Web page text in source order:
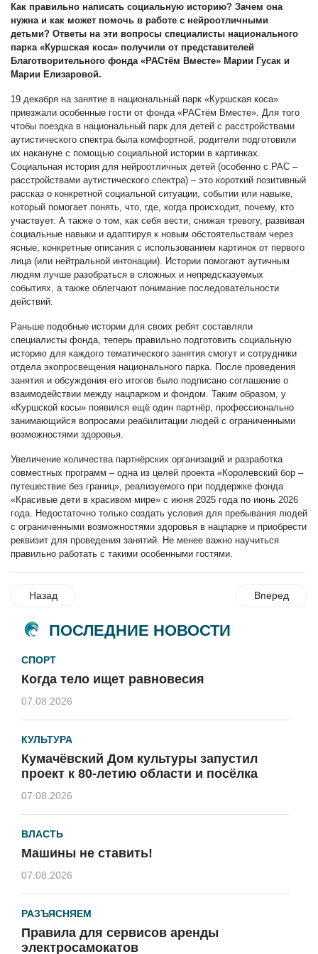
Как правильно написать социальную историю? Зачем она
нужна и как может помочь в работе с нейроотличными
детьми? Ответы на эти вопросы специалисты национального
парка «Куршская коса» получили от представителей
Благотворительного фонда «РАСтём Вместе» Марии Гусак и
Марии Елизаровой.
19 декабря на занятие в национальный парк «Куршская коса»
приезжали особенные гости от фонда «РАСтём Вместе». Для того
чтобы поездка в национальный парк для детей с расстройствами
аутистического спектра была комфортной, родители подготовили
их накануне с помощью социальной истории в картинках.
Социальная история для нейроотличных детей (особенно с РАС –
расстройствами аутистического спектра) – это короткий позитивный
рассказ о конкретной социальной ситуации, событии или навыке,
который помогает понять, что, где, когда происходит, почему, кто
участвует. А также о том, как себя вести, снижая тревогу, развивая
социальные навыки и адаптируя к новым обстоятельствам через
ясные, конкретные описания с использованием картинок от первого
лица (или нейтральной интонации). Истории помогают аутичным
людям лучше разобраться в сложных и непредсказуемых
событиях, а также облегчают понимание последовательности
действий.
Раньше подобные истории для своих ребят составляли
специалисты фонда, теперь правильно подготовить социальную
историю для каждого тематического занятия смогут и сотрудники
отдела экопросвещения национального парка. После проведения
занятия и обсуждения его итогов было подписано соглашение о
взаимодействии между нацпарком и фондом. Таким образом, у
«Куршской косы» появился ещё один партнёр, профессионально
занимающийся вопросами реабилитации людей с ограниченными
возможностями здоровья.
Увеличение количества партнёрских организаций и разработка
совместных программ – одна из целей проекта «Королевский бор –
путешествие без границ», реализуемого при поддержке фонда
«Красивые дети в красивом мире» с июня 2025 года по июнь 2026
года. Недостаточно только создать условия для пребывания людей
с ограниченными возможностями здоровья в нацпарке и приобрести
реквизит для проведения занятий. Не менее важно научиться
правильно работать с такими особенными гостями.
Назад Вперед
ПОСЛЕДНИЕ НОВОСТИ
СПОРТ
Когда тело ищет равновесия
07.08.2026
КУЛЬТУРА
Кумачёвский Дом культуры запустил
проект к 80-летию области и посёлка
07.08.2026
ВЛАСТЬ
Машины не ставить!
07.08.2026
РАЗЪЯСНЯЕМ
Правила для сервисов аренды
электросамокатов